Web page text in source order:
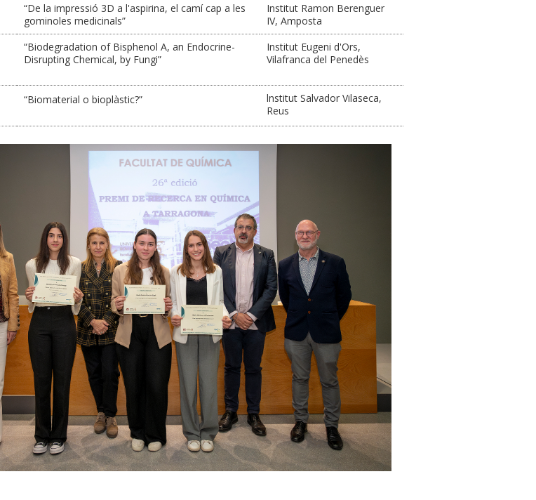
“De la impressió 3D a l'aspirina, el camí cap a les
gominoles medicinals”
Institut Ramon Berenguer
IV, Amposta
“Biodegradation of Bisphenol A, an Endocrine-
Disrupting Chemical, by Fungi”
Institut Eugeni d'Ors,
Vilafranca del Penedès
“Biomaterial o bioplàstic?”
lnstitut Salvador Vilaseca,
Reus